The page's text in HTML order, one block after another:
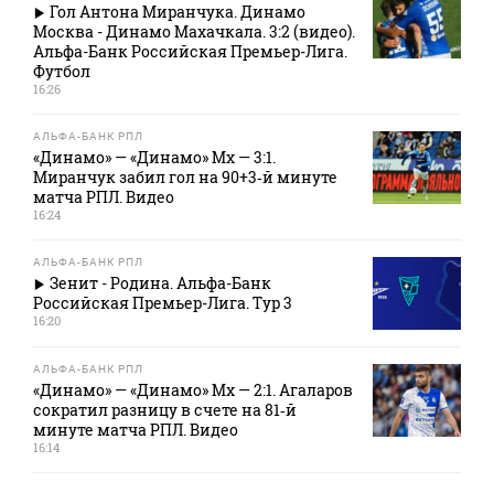
Гол Антона Миранчука. Динамо
Москва - Динамо Махачкала. 3:2 (видео).
Альфа-Банк Российская Премьер-Лига.
Футбол
16:26
АЛЬФА-БАНК РПЛ
«Динамо» — «Динамо» Мх — 3:1.
Миранчук забил гол на 90+3‑й минуте
матча РПЛ. Видео
16:24
АЛЬФА-БАНК РПЛ
Зенит - Родина. Альфа-Банк
Российская Премьер-Лига. Тур 3
16:20
АЛЬФА-БАНК РПЛ
«Динамо» — «Динамо» Мх — 2:1. Агаларов
сократил разницу в счете на 81‑й
минуте матча РПЛ. Видео
16:14